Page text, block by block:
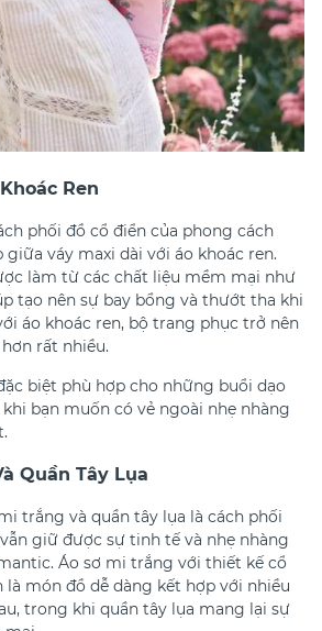
Ren
phối đồ cổ điển của phong cách
giữa váy maxi dài với áo khoác ren.
làm từ các chất liệu mềm mại như
tạo nên sự bay bổng và thướt tha khi
áo khoác ren, bộ trang phục trở nên
rất nhiều.
biệt phù hợp cho những buổi dạo
bạn muốn có vẻ ngoài nhẹ nhàng
Quần Tây Lụa
trắng và quần tây lụa là cách phối
giữ được sự tinh tế và nhẹ nhàng
Áo sơ mi trắng với thiết kế cổ
là món đồ dễ dàng kết hợp với nhiều
trong khi quần tây lụa mang lại sự